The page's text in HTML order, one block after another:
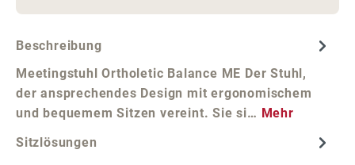
Beschreibung
Meetingstuhl Ortholetic Balance ME Der Stuhl,
der ansprechendes Design mit ergonomischem
und bequemem Sitzen vereint. Sie si… Mehr
Sitzlösungen